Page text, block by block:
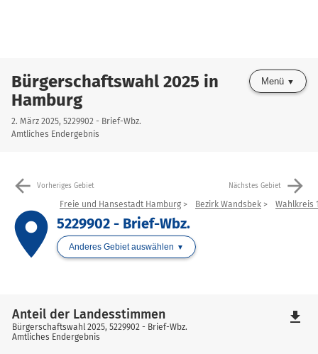
Bürgerschaftswahl 2025 in
Hamburg
2. März 2025, 5229902 - Brief-Wbz.
Amtliches Endergebnis
Menü
arrow_back Vorheriges Gebiet Nächstes Gebiet arrow_forward
place
Freie und Hansestadt Hamburg Bezirk Wandsbek Wahlkreis
5229902 - Brief-Wbz.
Anderes Gebiet auswählen
Anteil der Landesstimmen
Bürgerschaftswahl 2025, 5229902 - Brief-Wbz.
Amtliches Endergebnis
file_download